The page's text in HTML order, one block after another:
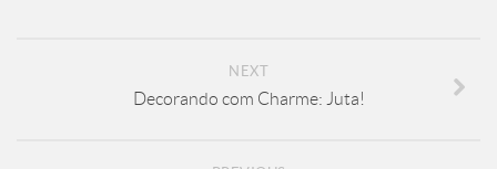
NEXT
Decorando com Charme: Juta!